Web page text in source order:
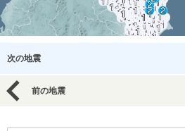
次の地震
前の地震